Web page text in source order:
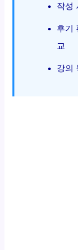
작성
후기
교
강의